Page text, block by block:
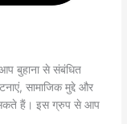
बुहाना से संबंधित
सामाजिक मुद्दे और
सकते हैं। इस ग्रुप से आप